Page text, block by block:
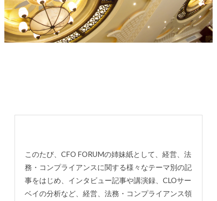
このたび、CFO FORUMの姉妹紙として、経営、法
務・コンプライアンスに関する様々なテーマ別の記
事をはじめ、インタビュー記事や講演録、CLOサー
ベイの分析など、経営、法務・コンプライアンス領